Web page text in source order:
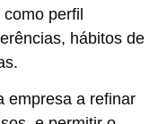
perfil
hábitos de
empresa a refinar